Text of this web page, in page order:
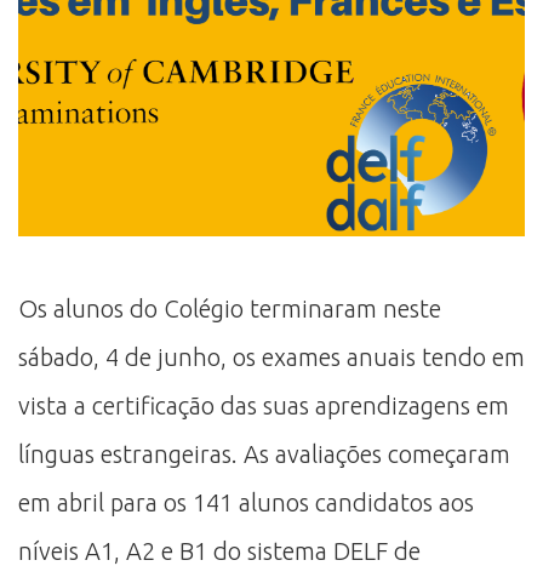
Os alunos do Colégio terminaram neste
sábado, 4 de junho, os exames anuais tendo em
vista a certificação das suas aprendizagens em
línguas estrangeiras. As avaliações começaram
em abril para os 141 alunos candidatos aos
níveis A1, A2 e B1 do sistema DELF de